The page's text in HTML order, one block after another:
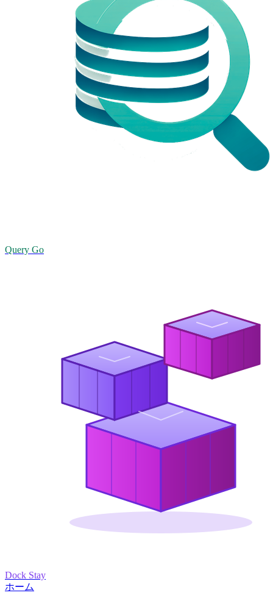
Query Go
Dock Stay
ホーム